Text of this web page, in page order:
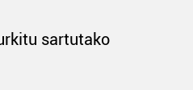
sartutako